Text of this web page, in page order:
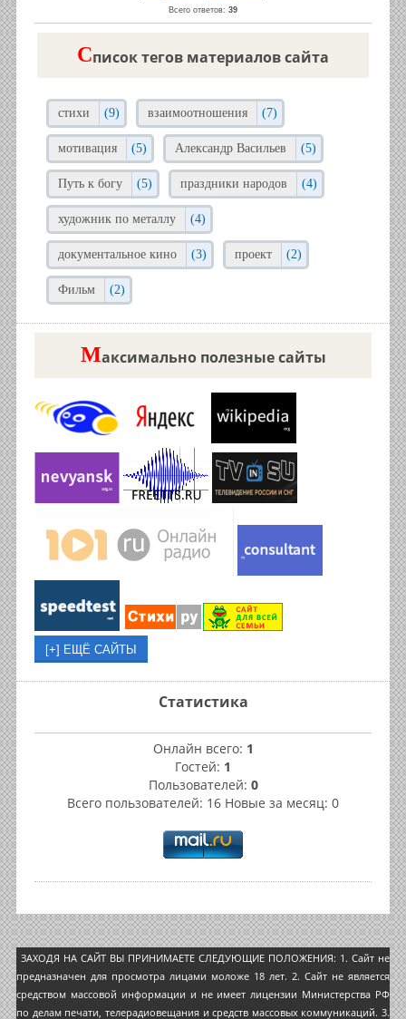
Всего ответов: 39
Cписок тегов материалов сайта
стихи (9) взаимоотношения (7)
мотивация (5) Александр Васильев (5)
Путь к богу (5) праздники народов (4)
художник по металлу (4)
документальное кино (3) проект (2)
Фильм (2)
Максимально полезные сайты
Статистика
Онлайн всего: 1
Гостей: 1
Пользователей: 0
Всего пользователей: 16 Новые за месяц: 0
ЗАХОДЯ НА САЙТ ВЫ ПРИНИМАЕТЕ СЛЕДУЮЩИЕ ПОЛОЖЕНИЯ: 1. Сайт не
предназначен для просмотра лицами моложе 18 лет. 2. Сайт не является
средством массовой информации и не имеет лицензии Министерства РФ
по делам печати, телерадиовещания и средств массовых коммуникаций. 3.